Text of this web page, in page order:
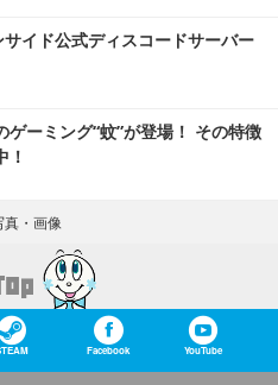
イド公式ディスコードサーバー
ゲーミング“蚊”が登場！ その特徴
！
真・画像
Facebook YouTube